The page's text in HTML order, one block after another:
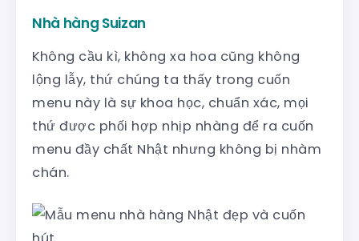
Nhà hàng Suizan
Không cầu kì, không xa hoa cũng không
lộng lẫy, thứ chúng ta thấy trong cuốn
menu này là sự khoa học, chuẩn xác, mọi
thứ được phối hợp nhịp nhàng để ra cuốn
menu đầy chất Nhật nhưng không bị nhàm
chán.